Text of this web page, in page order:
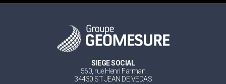
SIEGE SOCIAL
560, rue Henri Farman
34430 ST JEAN DE VEDAS